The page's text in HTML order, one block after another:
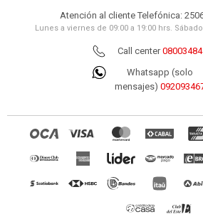
Atención al cliente Telefónica:
Lunes a viernes de 09:00 a 19:00 hrs.
Call center08003484
Whatsapp (solo
mensajes)